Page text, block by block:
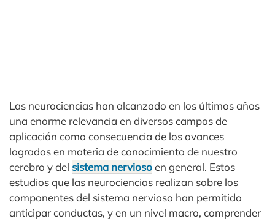
Las neurociencias han alcanzado en los últimos años
una enorme relevancia en diversos campos de
aplicación como consecuencia de los avances
logrados en materia de conocimiento de nuestro
cerebro y del sistema nerviosoen general. Estos
estudios que las neurociencias realizan sobre los
componentes del sistema nervioso han permitido
anticipar conductas, y en un nivel macro, comprender